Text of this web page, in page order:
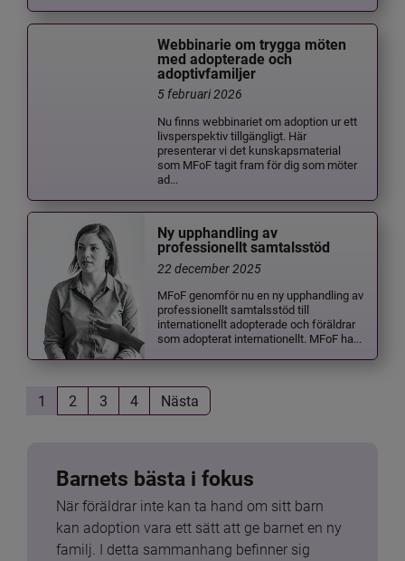
Webbinarie om trygga möten
med adopterade och
adoptivfamiljer
5 februari 2026
Nu finns webbinariet om adoption ur ett
livsperspektiv tillgängligt. Här
presenterar vi det kunskapsmaterial
som MFoF tagit fram för dig som möter
ad...
Ny upphandling av
professionellt samtalsstöd
22 december 2025
MFoF genomför nu en ny upphandling av
professionellt samtalsstöd till
internationellt adopterade och föräldrar
som adopterat internationellt. MFoF ha...
1 2 3 4 Nästa
Barnets bästa i fokus
När föräldrar inte kan ta hand om sitt barn
kan adoption vara ett sätt att ge barnet en ny
familj. I detta sammanhang befinner sig